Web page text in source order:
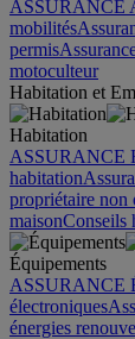
ASSURANCE
mobilités
permis
motoculteur
Habitation et
Habitation
ASSURANCE
habitation
propriétaire non
maisonConseils
Équipements
ASSURANCE
électroniques
énergies